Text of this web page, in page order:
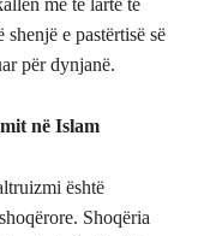
më të lartë të
shenjë e pastërtisë së
për dynjanë.
në Islam
është
Shoqëria